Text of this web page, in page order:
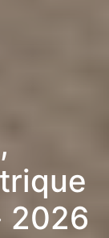
2026